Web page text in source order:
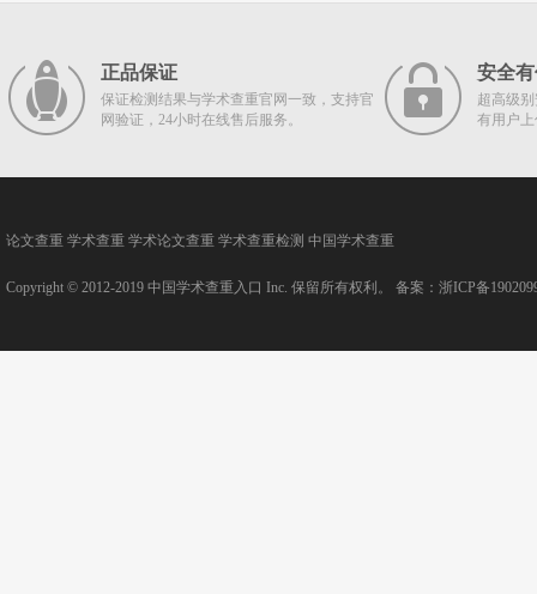
正品保证
保证检测结果与学术查重官网一致，支持官
网验证，24小时在线售后服务。
安全
超高级
有用户
论文查重 学术查重 学术论文查重 学术查重检测 中国学术查重
Copyright © 2012-2019 中国学术查重入口 Inc. 保留所有权利。 备案： 浙ICP备